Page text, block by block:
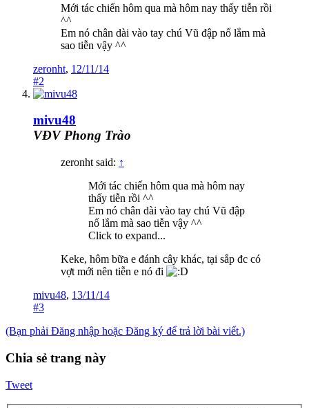
Mới tác chiến hôm qua mà hôm nay thấy tiễn rồi
^^
Em nó chân dài vào tay chú Vũ đập nổ lắm mà
sao tiễn vậy ^^
zeronht, 12/11/14
#2
mivu48
VĐV Phong Trào
zeronht said: ↑
Mới tác chiến hôm qua mà hôm nay
thấy tiễn rồi ^^
Em nó chân dài vào tay chú Vũ đập
nổ lắm mà sao tiễn vậy ^^
Click to expand...
Keke, hôm bữa e đánh cây khác, tại sắp đc có
vợt mới nên tiễn e nó đi
mivu48, 13/11/14
#3
(Bạn phải Đăng nhập hoặc Đăng ký để trả lời bài viết.)
Chia sẻ trang này
Tweet